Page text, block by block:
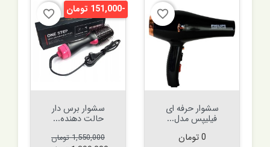
favorite_border
سشوار حرفه ای
فیلیپس مدل...
قیمت
0 تومان
favorite_border
سشوار برس دار
حالت دهنده...
قیمت عادی
1,550,000 تومان
قیمت
-151,000 تومان